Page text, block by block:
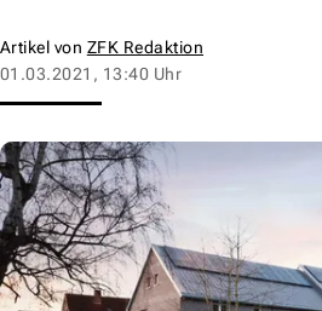
Artikel von ZFK Redaktion
01.03.2021, 13:40 Uhr